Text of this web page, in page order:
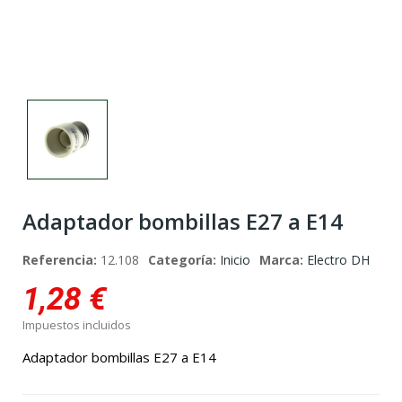
Adaptador bombillas E27 a E14
Referencia: 12.108 Categoría: Inicio Marca: Electro DH
1,28 €
Impuestos incluidos
Adaptador bombillas E27 a E14